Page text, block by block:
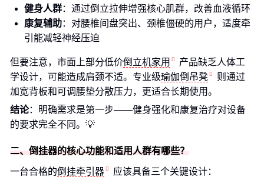
健身人群：通过倒立拉伸增强核心肌群，改善血液循环
康复辅助：对腰椎间盘突出、颈椎僵硬的用户，适度牵
引能减轻神经压迫
但要注意，市面上部分低价倒立机家用
产品缺乏人体工
学设计，可能造成肩颈不适。专业级瑜伽倒吊凳
则通过
加宽背板和可调腰垫分散压力，更适合长期使用。
结论：明确需求是第一步——健身强化和康复治疗对设备
的要求完全不同。💡
二、倒挂器的核心功能和适用人群有哪些？
一台合格的倒挂牵引器 应该具备三个关键设计：